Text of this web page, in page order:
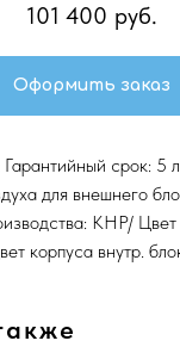
101 400 руб.
Оформить заказ
Гарантийный срок: 5
для внешнего
КНР/ Цвет
корпуса внутр.